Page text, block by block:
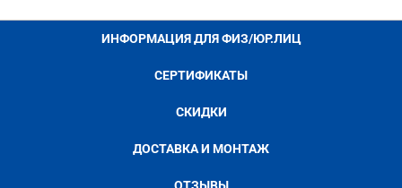
ИНФОРМАЦИЯ ДЛЯ ФИЗ/ЮР.ЛИЦ
СЕРТИФИКАТЫ
СКИДКИ
ДОСТАВКА И МОНТАЖ